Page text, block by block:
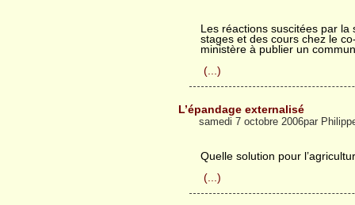
Les réactions suscitées par
stages et des cours chez le
ministère à publier un
(...)
L’épandage externalisé
samedi 7 octobre 2006par
Quelle solution pour
(...)